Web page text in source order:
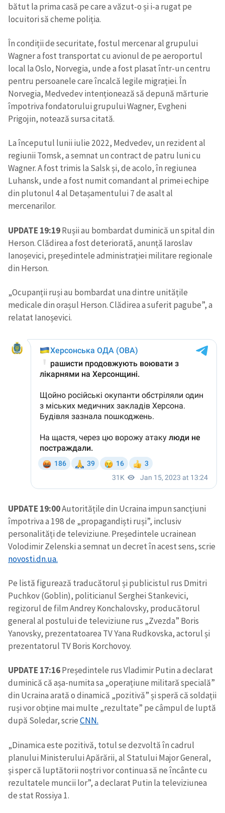
bătut la prima casă pe care a văzut-o și i-a rugat pe
locuitori să cheme poliția.
În condiții de securitate, fostul mercenar al grupului
Wagner a fost transportat cu avionul de pe aeroportul
local la Oslo, Norvegia, unde a fost plasat într-un centru
pentru persoanele care încalcă legile migrației. În
Norvegia, Medvedev intenționează să depună mărturie
împotriva fondatorului grupului Wagner, Evgheni
Prigojin, notează sursa citată.
La începutul lunii iulie 2022, Medvedev, un rezident al
regiunii Tomsk, a semnat un contract de patru luni cu
Wagner. A fost trimis la Salsk și, de acolo, în regiunea
Luhansk, unde a fost numit comandant al primei echipe
din plutonul 4 al Detașamentului 7 de asalt al
mercenarilor.
UPDATE 19:19Rușii au bombardat duminică un spital din
Herson. Clădirea a fost deteriorată, anunță Iaroslav
Ianoșevici, președintele administrației militare regionale
din Herson.
„Ocupanții ruși au bombardat una dintre unitățile
medicale din orașul Herson. Clădirea a suferit pagube”, a
relatat Ianoșevici.
UPDATE 19:00Autoritățile din Ucraina impun sancțiuni
împotriva a 198 de „propagandiști ruși”, inclusiv
personalități de televiziune. Președintele ucrainean
Volodimir Zelenski a semnat un decret în acest sens, scrie
novosti.dn.ua.
Pe listă figurează traducătorul și publicistul rus Dmitri
Puchkov (Goblin), politicianul Serghei Stankevici,
regizorul de film Andrey Konchalovsky, producătorul
general al postului de televiziune rus „Zvezda” Boris
Yanovsky, prezentatoarea TV Yana Rudkovska, actorul și
prezentatorul TV Boris Korchovoy.
UPDATE 17:16Președintele rus Vladimir Putin a declarat
duminică că așa-numita sa „operațiune militară specială”
din Ucraina arată o dinamică „pozitivă” și speră că soldații
ruși vor obține mai multe „rezultate” pe câmpul de luptă
după Soledar, scrieCNN.
„Dinamica este pozitivă, totul se dezvoltă în cadrul
planului Ministerului Apărării, al Statului Major General,
și sper că luptătorii noștri vor continua să ne încânte cu
rezultatele muncii lor”, a declarat Putin la televiziunea
de stat Rossiya 1.